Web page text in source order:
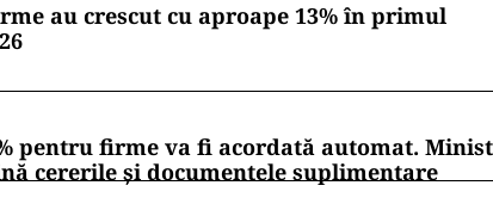
au crescut cu aproape 13% în primul
pentru firme va fi acordată automat.
cererile și documentele suplimentare